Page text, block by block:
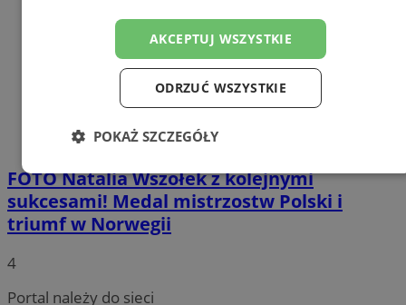
FOTONatalia Wszołek z kolejnymi
sukcesami! Medal mistrzostw Polski i
triumf w Norwegii
4
Portal należy do sieci
AKCEPTUJ WSZYSTKIE
ODRZUĆ WSZYSTKIE
POKAŻ SZCZEGÓŁY
Niezbędne Wydajność Targetowanie